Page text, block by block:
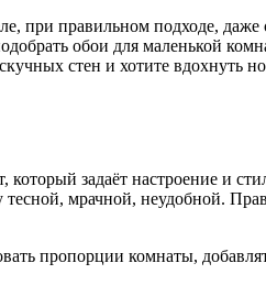
при правильном подходе, даже
обои для маленькой
стен и хотите вдохнуть
задаёт настроение и
тесной, мрачной, неудобной.
пропорции комнаты,